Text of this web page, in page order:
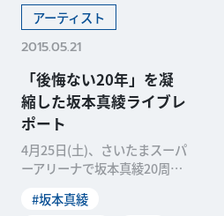
アーティスト
2015.05.21
「後悔ない20年」を凝
縮した坂本真綾ライブレ
ポート
4月25日(土)、さいたまスーパ
ーアリーナで坂本真綾20周年
開催
#坂本真綾